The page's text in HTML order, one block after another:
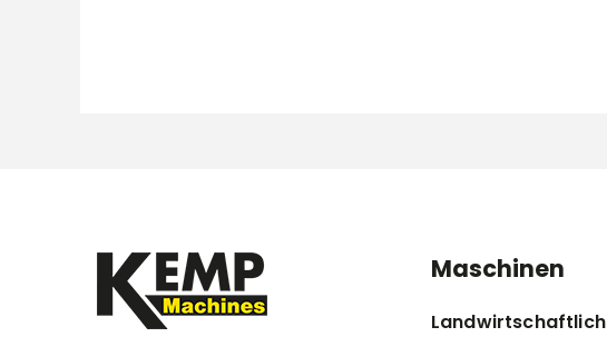
Maschinen
Landwirtschaftlich